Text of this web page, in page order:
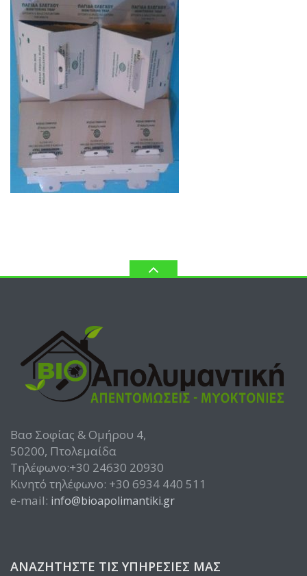
Βασ Σοφίας & Ομήρου 4,
50200, Πτολεμαίδα
Τηλέφωνο:+30 24630 20930
Κινητό τηλέφωνο: +30 6934 440 511
e-mail: info@bioapolimantiki.gr
ΑΝΑΖΗΤΉΣΤΕ ΤΙΣ ΥΠΗΡΕΣΊΕΣ ΜΑΣ